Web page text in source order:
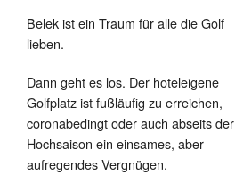
Belek ist ein Traum für alle die Golf
lieben.
Dann geht es los. Der hoteleigene
Golfplatz ist fußläufig zu erreichen,
coronabedingt oder auch abseits der
Hochsaison ein einsames, aber
aufregendes Vergnügen.